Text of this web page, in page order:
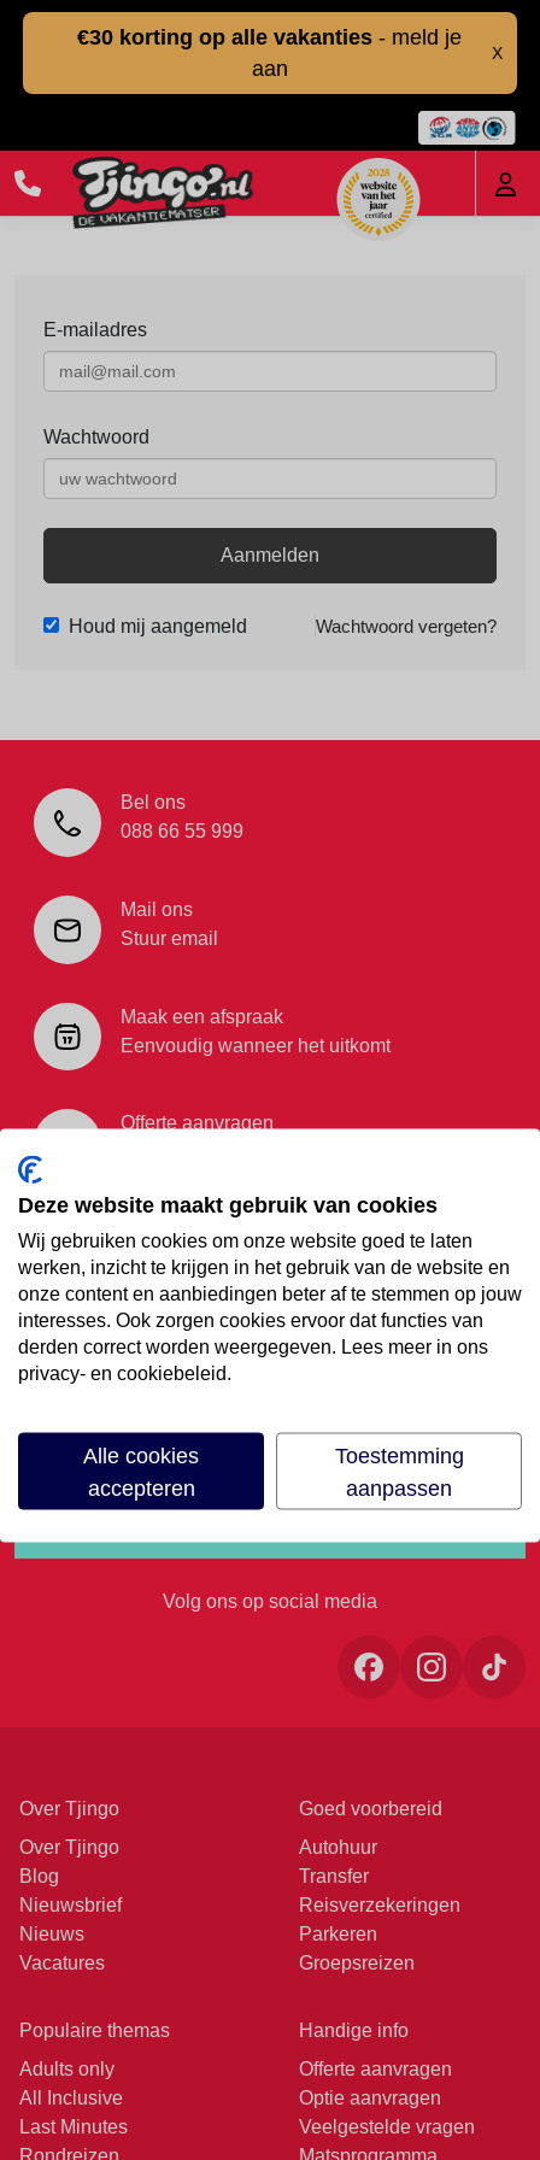
€30 korting op alle vakanties - meld je
aan
X
E-mailadres
Wachtwoord
Aanmelden
Houd mij aangemeld Wachtwoord vergeten?
Bel ons
088 66 55 999
Mail ons
Stuur email
Maak een afspraak
Eenvoudig wanneer het uitkomt
Offerte aanvragen
€35,- korting op je
volgende vakantie
Meld je aan voor onze nieuwsbrief
Volg ons op social media
Over Tjingo
Over Tjingo
Blog
Nieuwsbrief
Nieuws
Vacatures
Goed voorbereid
Autohuur
Transfer
Reisverzekeringen
Parkeren
Groepsreizen
Populaire themas
Adults only
All Inclusive
Last Minutes
Rondreizen
Handige info
Offerte aanvragen
Optie aanvragen
Veelgestelde vragen
Matsprogramma
Deze website maakt gebruik van cookies
Wij gebruiken cookies om onze website goed te laten
werken, inzicht te krijgen in het gebruik van de website en
onze content en aanbiedingen beter af te stemmen op jouw
interesses. Ook zorgen cookies ervoor dat functies van
derden correct worden weergegeven. Lees meer in ons
privacy- en cookiebeleid.
Alle cookies
accepteren
Toestemming
aanpassen